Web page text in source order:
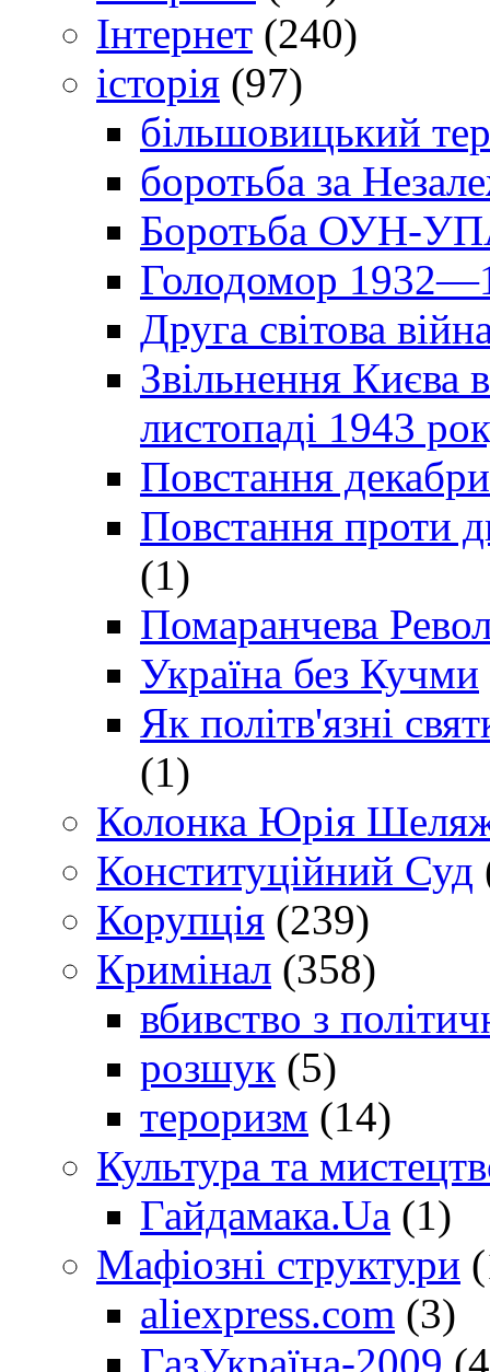
Інтернет (240)
історія (97)
більшовицький
боротьба за
Боротьба ОУН-УПА
Голодомор
Друга світова
Звільнення Києва
листопаді 1943
Повстання
Повстання проти
(1)
Помаранчева
Україна без Кучми
Як політв'язні
(1)
Колонка Юрія
Конституційний Суд
Корупція (239)
Кримінал (358)
вбивство з
розшук (5)
тероризм (14)
Культура та
Гайдамака.Ua (1)
Мафіозні структури
aliexpress.com (3)
ГазУкраїна-2009